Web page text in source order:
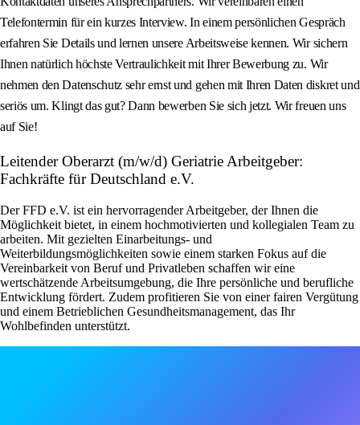
Telefontermin für ein kurzes Interview. In einem persönlichen Gespräch
erfahren Sie Details und lernen unsere Arbeitsweise kennen. Wir sichern
Ihnen natürlich höchste Vertraulichkeit mit Ihrer Bewerbung zu. Wir
nehmen den Datenschutz sehr ernst und gehen mit Ihren Daten diskret und
seriös um. Klingt das gut? Dann bewerben Sie sich jetzt. Wir freuen uns
auf Sie!
Leitender Oberarzt (m/w/d) Geriatrie Arbeitgeber:
Fachkräfte für Deutschland e.V.
Der FFD e.V. ist ein hervorragender Arbeitgeber, der Ihnen die
Möglichkeit bietet, in einem hochmotivierten und kollegialen Team zu
arbeiten. Mit gezielten Einarbeitungs- und
Weiterbildungsmöglichkeiten sowie einem starken Fokus auf die
Vereinbarkeit von Beruf und Privatleben schaffen wir eine
wertschätzende Arbeitsumgebung, die Ihre persönliche und berufliche
Entwicklung fördert. Zudem profitieren Sie von einer fairen Vergütung
und einem Betrieblichen Gesundheitsmanagement, das Ihr
Wohlbefinden unterstützt.